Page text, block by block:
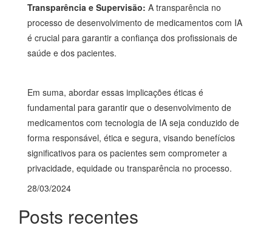
Transparência e Supervisão: A transparência no
processo de desenvolvimento de medicamentos com IA
é crucial para garantir a confiança dos profissionais de
saúde e dos pacientes.
Em suma, abordar essas implicações éticas é
fundamental para garantir que o desenvolvimento de
medicamentos com tecnologia de IA seja conduzido de
forma responsável, ética e segura, visando benefícios
significativos para os pacientes sem comprometer a
privacidade, equidade ou transparência no processo.
28/03/2024
Posts recentes